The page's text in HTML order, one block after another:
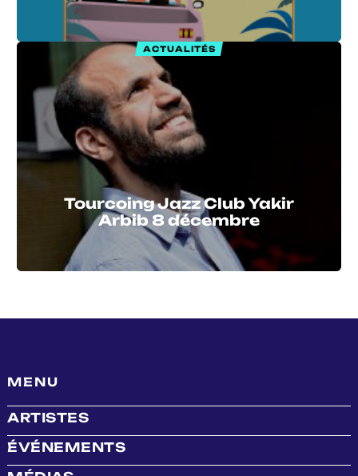
ACTUALITÉS
Tourcoing Jazz Club Yakir
Arbib 8 décembre
MENU
ARTISTES
ÉVÉNEMENTS